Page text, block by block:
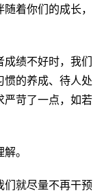
着你们的成长，
成绩不好时，我们
的养成、待人处
严苛了一点，如若
。
们就尽量不再干预